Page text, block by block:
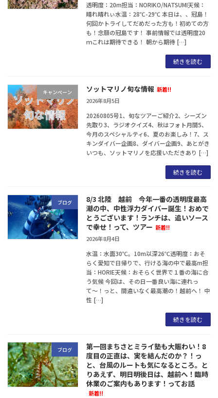
透明度：20m担当：NORIKO/NATSUMI天候：
晴れ晴れぃ水温：28℃-29℃ 本日は、、冠島！
何回かトライしてだめだった方も！初めての方
も！念願の冠島です！ 事前情報では透明度20
ｍこれは期待できる！ 朝から期待 […]
続きを読む
キャンぺーン ソットマリノ旬な情報 新着!!
2026年8月5日
20260805号1、旬なツアーご紹介2、シーズン
先取り3、ラジオクイズ4、秋はフォト月間5、
今月のスペシャルティ6、夏のお楽しみ！7、ス
キンダイバー企画8、ダイバー企画9、あとがき
いつも、ソットマリノを応援いただきあり […]
続きを読む
ブログ
8/3 北陸 越前 今年一番の透明度最高
潮の中、中性浮力ダイバー誕生！おめで
とうございます！ランチは、追いソース
で幸せ！って、ツアー 新着!!
2026年8月4日
水温：水面30℃。10m以深26℃透明度：おそ
らく愛知で日帰りで、行ける海の中で最高m担
当：HORIE天候：おそらく世界で１番の海に合
う気候 今回は、その日一番良い海に連れっ
て〜！っと、間違いなく最高潮の！越前へ！ 中
性 […]
続きを読む
ブログ
第一回まちさとミライ塾も大賑わい！8
度目の正直は、実を結んだのか？！っ
と、台風のルートも気になるところ。と
りあえず、明日明後日は、越前へ！臨時
休業のご案内もあります！ってお話
新着!!